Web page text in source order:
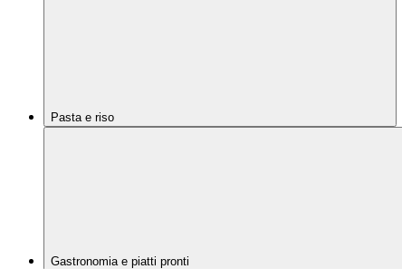
Pasta e riso
Gastronomia e piatti pronti